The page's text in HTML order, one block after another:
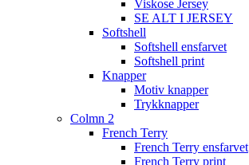
Viskose Jersey
SE ALT I JERSEY
Softshell
Softshell ensfarvet
Softshell print
Knapper
Motiv knapper
Trykknapper
Colmn 2
French Terry
French Terry ensfarvet
French Terry print